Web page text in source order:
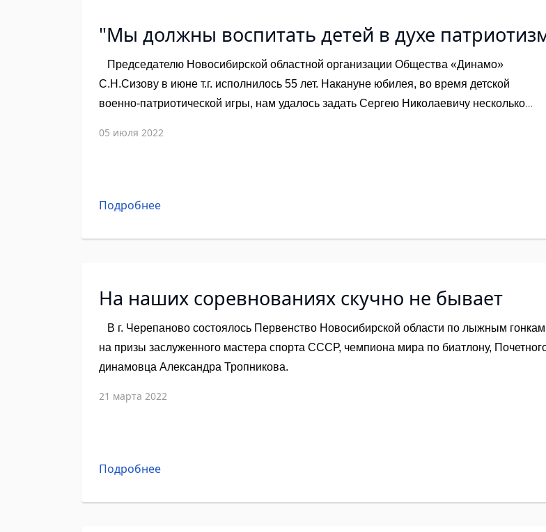
"Мы должны воспитать детей в духе
Председателю Новосибирской областной организации Общества «Динамо»
С.Н.Сизову в июне т.г. исполнилось 55 лет. Накануне юбилея, во время детской
военно-патриотической игры, нам удалось задать Сергею Николаевичу несколько
05 июля 2022
Подробнее
На наших соревнованиях скучно не бывает
В г. Черепаново состоялось Первенство Новосибирской области по лыжным гонкам
на призы заслуженного мастера спорта СССР, чемпиона мира по биатлону,
динамовца Александра Тропникова.
21 марта 2022
Подробнее